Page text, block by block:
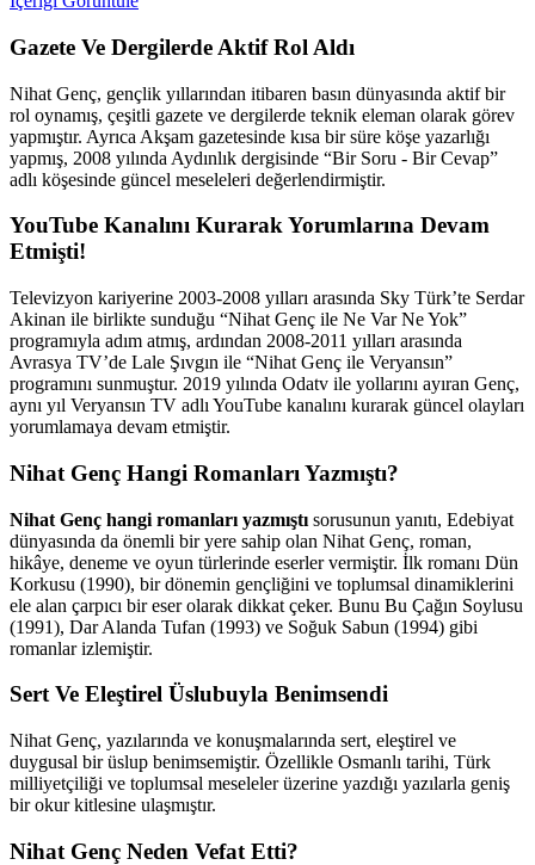
Gazete Ve Dergilerde Aktif Rol Aldı
Nihat Genç, gençlik yıllarından itibaren basın dünyasında aktif bir
rol oynamış, çeşitli gazete ve dergilerde teknik eleman olarak görev
yapmıştır. Ayrıca Akşam gazetesinde kısa bir süre köşe yazarlığı
yapmış, 2008 yılında Aydınlık dergisinde “Bir Soru - Bir Cevap”
adlı köşesinde güncel meseleleri değerlendirmiştir.
YouTube Kanalını Kurarak Yorumlarına Devam
Etmişti!
Televizyon kariyerine 2003-2008 yılları arasında Sky Türk’te Serdar
Akinan ile birlikte sunduğu “Nihat Genç ile Ne Var Ne Yok”
programıyla adım atmış, ardından 2008-2011 yılları arasında
Avrasya TV’de Lale Şıvgın ile “Nihat Genç ile Veryansın”
programını sunmuştur. 2019 yılında Odatv ile yollarını ayıran Genç,
aynı yıl Veryansın TV adlı YouTube kanalını kurarak güncel olayları
yorumlamaya devam etmiştir.
Nihat Genç Hangi Romanları Yazmıştı?
Nihat Genç hangi romanları yazmıştı sorusunun yanıtı, Edebiyat
dünyasında da önemli bir yere sahip olan Nihat Genç, roman,
hikâye, deneme ve oyun türlerinde eserler vermiştir. İlk romanı Dün
Korkusu (1990), bir dönemin gençliğini ve toplumsal dinamiklerini
ele alan çarpıcı bir eser olarak dikkat çeker. Bunu Bu Çağın Soylusu
(1991), Dar Alanda Tufan (1993) ve Soğuk Sabun (1994) gibi
romanlar izlemiştir.
Sert Ve Eleştirel Üslubuyla Benimsendi
Nihat Genç, yazılarında ve konuşmalarında sert, eleştirel ve
duygusal bir üslup benimsemiştir. Özellikle Osmanlı tarihi, Türk
milliyetçiliği ve toplumsal meseleler üzerine yazdığı yazılarla geniş
bir okur kitlesine ulaşmıştır.
Nihat Genç Neden Vefat Etti?